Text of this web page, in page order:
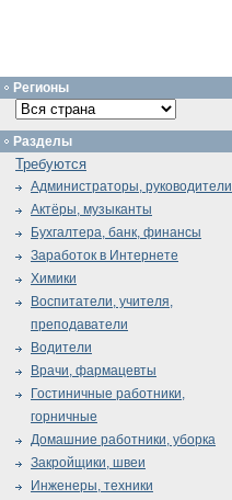
Регионы
Разделы
Требуются
Администраторы, руководители
Актёры, музыканты
Бухгалтера, банк, финансы
Заработок в Интернете
Химики
Воспитатели, учителя,
преподаватели
Водители
Врачи, фармацевты
Гостиничные работники,
горничные
Домашние работники, уборка
Закройщики, швеи
Инженеры, техники